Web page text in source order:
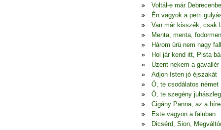
Voltál-e már
Én vagyok a petri
Van már kisszék, csak
Menta, menta,
Három ürü nem nagy
Hol jár kend itt, Pista
Üzent nekem a gavallér
Adjon Isten jó éjszakát
Ó, te csodálatos német
Ó, te szegény
Cigány Panna, az a
Este vagyon a faluban
Dicsérd, Sion,